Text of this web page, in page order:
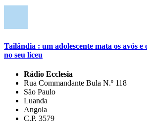
Tailândia : um adolescente mata os avós e
no seu liceu
Rádio Ecclesia
Rua Commandante Bula N.º 118
São Paulo
Luanda
Angola
C.P. 3579